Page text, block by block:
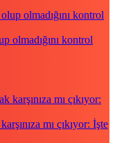
olmadığını kontrol
mı çıkıyor: İşte